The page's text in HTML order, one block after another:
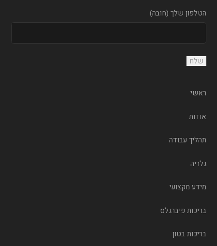
הטלפון שלך (חובה)
ראשי
אודות
תהליך עבודה
גלריה
מידע מקצועי
בריכות פיברגלס
בריכות בטון